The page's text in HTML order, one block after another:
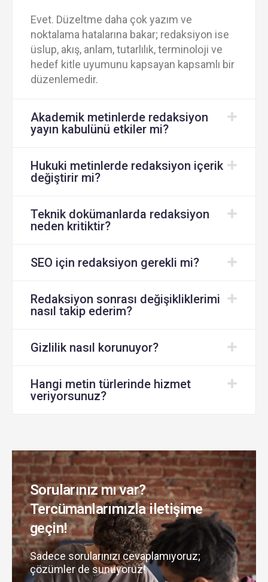
Sorularınız mı var?
Tercümanlarımızla iletişime
geçin!
Sadece sorularınızı cevaplamıyoruz;
çözümler de sunuyoruz!
Evet. Düzeltme daha çok yazım ve
noktalama hatalarına bakar; redaksiyon ise
üslup, akış, anlam, tutarlılık, terminoloji ve
hedef kitle uyumunu kapsayan kapsamlı bir
düzenlemedir.
Akademik metinlerde redaksiyon
yayın kabulünü etkiler mi?
Hukuki metinlerde redaksiyon içerik
değiştirir mi?
Teknik dokümanlarda redaksiyon
neden kritiktir?
SEO için redaksiyon gerekli mi?
Redaksiyon sonrası değişikliklerimi
nasıl takip ederim?
Gizlilik nasıl korunuyor?
Hangi metin türlerinde hizmet
veriyorsunuz?